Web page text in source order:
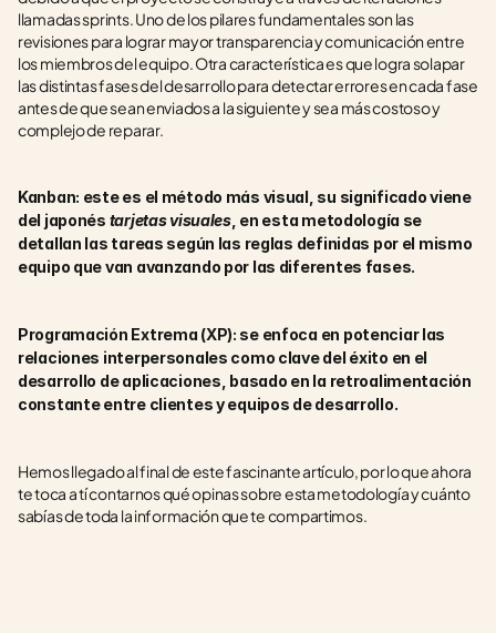
llamadas sprints. Uno de los pilares fundamentales son las
revisiones para lograr mayor transparencia y comunicación entre
los miembros del equipo. Otra característica es que logra solapar
las distintas fases del desarrollo para detectar errores en cada fase
antes de que sean enviados a la siguiente y sea más costoso y
complejo de reparar.
Kanban: este es el método más visual, su significado viene
del japonés tarjetas visuales, en esta metodología se
detallan las tareas según las reglas definidas por el mismo
equipo que van avanzando por las diferentes fases.
Programación Extrema (XP): se enfoca en potenciar las
relaciones interpersonales como clave del éxito en el
desarrollo de aplicaciones, basado en la retroalimentación
constante entre clientes y equipos de desarrollo.
Hemos llegado al final de este fascinante artículo, por lo que ahora
te toca a tí contarnos qué opinas sobre esta metodología y cuánto
sabías de toda la información que te compartimos.